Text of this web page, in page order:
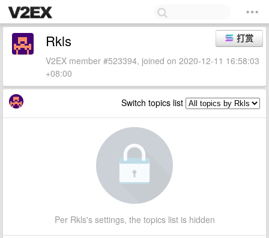
打赏
Rkls
V2EX member #523394, joined on 2020-12-11 16:58:03
+08:00
Switch topics list
Per Rkls's settings, the topics list is hidden